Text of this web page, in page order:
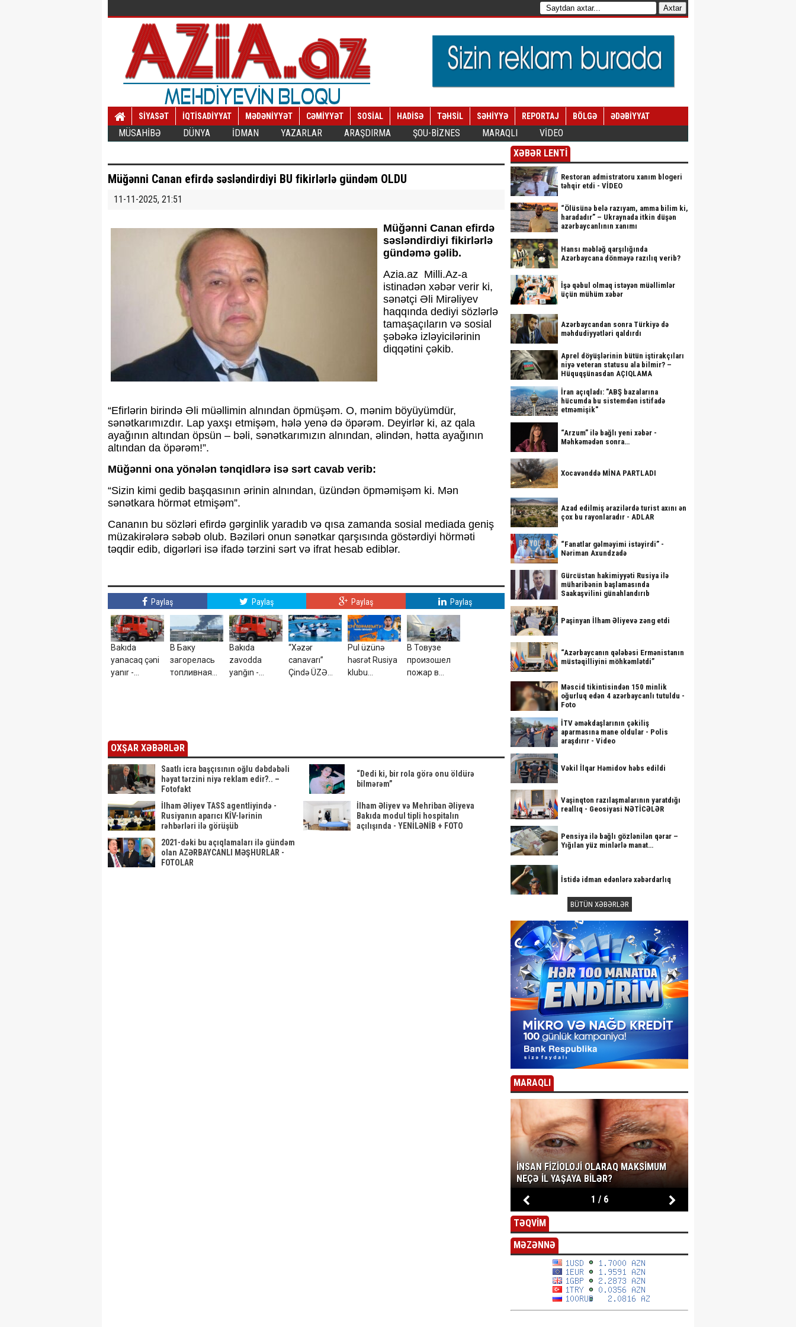
SİYASƏT İQTİSADİYYAT MƏDƏNİYYƏT CƏMİYYƏT SOSİAL HADİSƏ TƏHSİL SƏHİYYƏ REPORTAJ BÖLGƏ ƏDƏBİYYAT
MÜSAHİBƏ DÜNYA İDMAN YAZARLAR ARAŞDIRMA ŞOU-BİZNES MARAQLI VİDEO
Müğənni Canan efirdə səsləndirdiyi BU fikirlərlə gündəm OLDU
11-11-2025, 21:51
Müğənni Canan efirdə
səsləndirdiyi fikirlərlə
gündəmə gəlib.
Azia.az Milli.Az-a
istinadən xəbər verir ki,
sənətçi Əli Mirəliyev
haqqında dediyi sözlərlə
tamaşaçıların və sosial
şəbəkə izləyicilərinin
diqqətini çəkib.
“Efirlərin birində Əli müəllimin alnından öpmüşəm. O, mənim böyüyümdür,
sənətkarımızdır. Lap yaxşı etmişəm, hələ yenə də öpərəm. Deyirlər ki, az qala
ayağının altından öpsün – bəli, sənətkarımızın alnından, əlindən, hətta ayağının
altından da öpərəm!”.
Müğənni ona yönələn tənqidlərə isə sərt cavab verib:
“Sizin kimi gedib başqasının ərinin alnından, üzündən öpməmişəm ki. Mən
sənətkara hörmət etmişəm”.
Cananın bu sözləri efirdə gərginlik yaradıb və qısa zamanda sosial mediada geniş
müzakirələrə səbəb olub. Bəziləri onun sənətkar qarşısında göstərdiyi hörməti
təqdir edib, digərləri isə ifadə tərzini sərt və ifrat hesab ediblər.
Paylaş Paylaş Paylaş Paylaş
Bakıda
yanacaq çəni
yanır -
В Баку
загорелась
топливная
Bakıda
zavodda
yanğın -
“Xəzər
canavarı”
Çində ÜZƏ
Pul üzünə
həsrət Rusiya
klubu
В Товузе
произошел
пожар в
OXŞAR XƏBƏRLƏR
Saatlı icra başçısının oğlu dəbdəbəli
həyat tərzini niyə reklam edir?.. –
Fotofakt
“Dedi ki, bir rola görə onu öldürə
bilmərəm”
İlham Əliyev TASS agentliyində -
Rusiyanın aparıcı KİV-lərinin
rəhbərləri ilə görüşüb
İlham Əliyev və Mehriban Əliyeva
Bakıda modul tipli hospitalın
açılışında - YENİLƏNİB + FOTO
2021-dəki bu açıqlamaları ilə gündəm
olan AZƏRBAYCANLI MƏŞHURLAR -
FOTOLAR
XƏBƏR LENTİ
Restoran admistratoru xanım blogeri
təhqir etdi - VİDEO
“Ölüsünə belə razıyam, amma bilim ki,
haradadır” – Ukraynada itkin düşən
azərbaycanlının xanımı
Hansı məbləğ qarşılığında
Azərbaycana dönməyə razılıq verib?
İşə qəbul olmaq istəyən müəllimlər
üçün mühüm xəbər
Azərbaycandan sonra Türkiyə də
məhdudiyyətləri qaldırdı
Aprel döyüşlərinin bütün iştirakçıları
niyə veteran statusu ala bilmir? –
Hüquqşünasdan AÇIQLAMA
İran açıqladı: "ABŞ bazalarına
hücumda bu sistemdən istifadə
etməmişik"
“Arzum” ilə bağlı yeni xəbər -
Məhkəmədən sonra…
Xocavənddə MİNA PARTLADI
Azad edilmiş ərazilərdə turist axını ən
çox bu rayonlaradır - ADLAR
“Fanatlar gəlməyimi istəyirdi” -
Nəriman Axundzadə
Gürcüstan hakimiyyəti Rusiya ilə
müharibənin başlamasında
Saakaşvilini günahlandırıb
Paşinyan İlham Əliyevə zəng etdi
“Azərbaycanın qələbəsi Ermənistanın
müstəqilliyini möhkəmlətdi”
Məscid tikintisindən 150 minlik
oğurluq edən 4 azərbaycanlı tutuldu -
Foto
İTV əməkdaşlarının çəkiliş
aparmasına mane oldular - Polis
araşdırır - Video
Vəkil İlqar Həmidov həbs edildi
Vaşinqton razılaşmalarının yaratdığı
reallıq - Geosiyasi NƏTİCƏLƏR
Pensiya ilə bağlı gözlənilən qərar –
Yığılan yüz minlərlə manat…
İstidə idman edənlərə xəbərdarlıq
BÜTÜN XƏBƏRLƏR
MARAQLI
İNSAN FIZIOLOJI OLARAQ MAKSIMUM
NEÇƏ IL YAŞAYA BILƏR?
1 / 6
TƏQVİM
MƏZƏNNƏ